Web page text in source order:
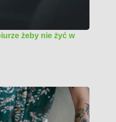
żeby nie żyć w